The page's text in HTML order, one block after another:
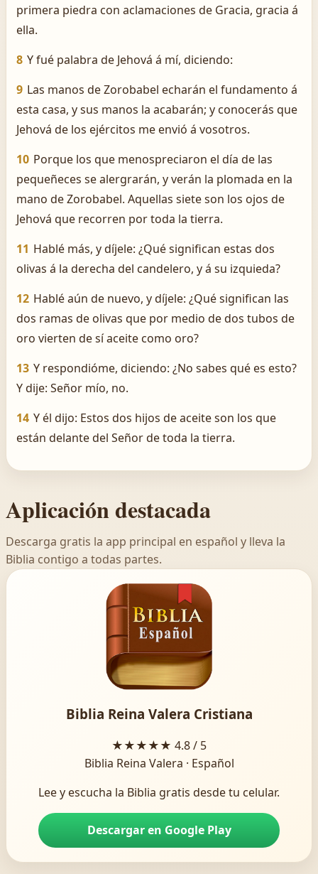
primera piedra con aclamaciones de Gracia, gracia á
ella.
8 Y fué palabra de Jehová á mí, diciendo:
9 Las manos de Zorobabel echarán el fundamento á
esta casa, y sus manos la acabarán; y conocerás que
Jehová de los ejércitos me envió á vosotros.
10 Porque los que menospreciaron el día de las
pequeñeces se alergrarán, y verán la plomada en la
mano de Zorobabel. Aquellas siete son los ojos de
Jehová que recorren por toda la tierra.
11 Hablé más, y díjele: ¿Qué significan estas dos
olivas á la derecha del candelero, y á su izquieda?
12 Hablé aún de nuevo, y díjele: ¿Qué significan las
dos ramas de olivas que por medio de dos tubos de
oro vierten de sí aceite como oro?
13 Y respondióme, diciendo: ¿No sabes qué es esto?
Y dije: Señor mío, no.
14 Y él dijo: Estos dos hijos de aceite son los que
están delante del Señor de toda la tierra.
Aplicación destacada
Descarga gratis la app principal en español y lleva la
Biblia contigo a todas partes.
Biblia Reina Valera Cristiana
★★★★★ 4.8 / 5
Biblia Reina Valera · Español
Lee y escucha la Biblia gratis desde tu celular.
Descargar en Google Play